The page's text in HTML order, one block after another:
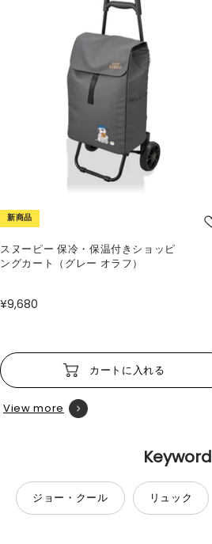
新商品
スヌーピー 保冷・保温付きショッピ
ングカート（グレー オラフ）
¥9,680
カートに入れる
View more
Keyword
ジョー・クール リュック